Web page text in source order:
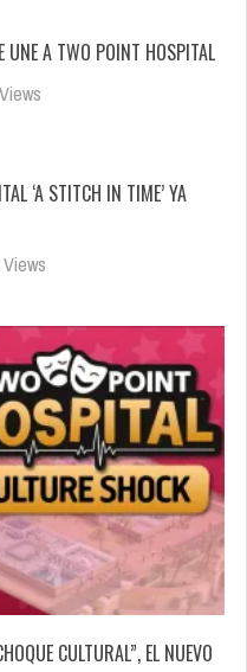
UNE A TWO POINT HOSPITAL
‘A STITCH IN TIME’ YA
Views
CULTURAL”, EL NUEVO